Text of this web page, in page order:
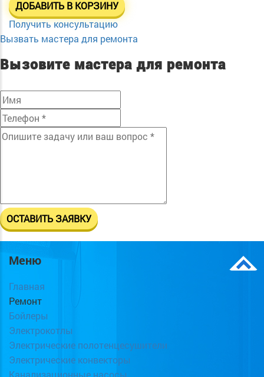
ДОБАВИТЬ В КОРЗИНУ
Получить консультацию
Вызвать мастера для ремонта
Вызовите мастера для ремонта
Меню
Главная
Ремонт
Бойлеры
Электрокотлы
Электрические полотенцесушители
Электрические конвекторы
Канализационные насосы